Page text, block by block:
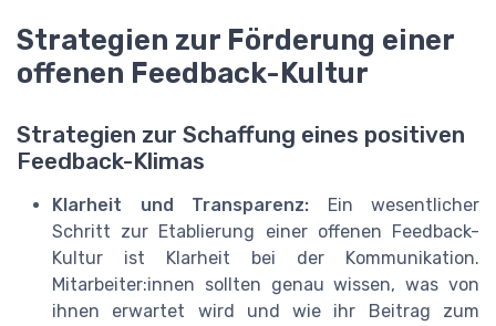
Strategien zur Förderung einer
offenen Feedback-Kultur
Strategien zur Schaffung eines positiven
Feedback-Klimas
Klarheit und Transparenz:
Ein wesentlicher
Schritt zur Etablierung einer offenen Feedback-
Kultur ist Klarheit bei der Kommunikation.
Mitarbeiter:innen sollten genau wissen, was von
ihnen erwartet wird und wie ihr Beitrag zum